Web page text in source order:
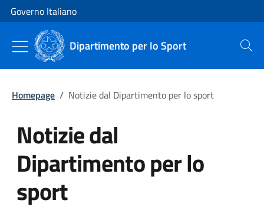
Vai al contenuto
Vai alla navigazione del sito
Governo Italiano
Dipartimento per lo Sport Cerca
Homepage / Notizie dal Dipartimento per lo sport
Notizie dal
Dipartimento per lo
sport